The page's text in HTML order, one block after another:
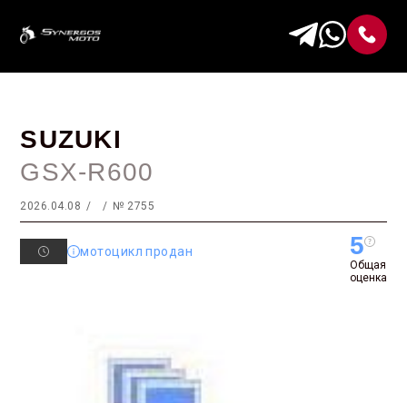
SUZUKI
GSX-R600
2026.04.08 № 2755
мотоцикл продан 5
Общая
оценка